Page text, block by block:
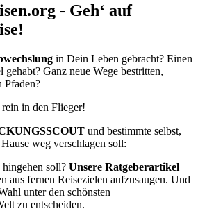
- Geh‘ auf
in Dein Leben gebracht? Einen
gehabt? Ganz neue Wege bestritten,
Pfaden?
in den Flieger!
und bestimmte selbst,
weg verschlagen soll:
soll? Unsere Ratgeberartikel
aus fernen Reisezielen aufzusaugen. Und
unter den schönsten
zu entscheiden.